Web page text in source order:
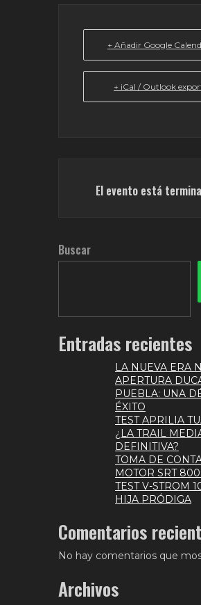
+ Añadir Google
+ iCal / Outlook
El evento está
Buscar
Entradas recientes
LA NUEVA ERA
APERTURA
PUEBLA: UNA
ÉXITO
TEST APRILIA
¿LA TRAIL
DEFINITIVA?
TOMA DE
MOTOR SRT
TEST V-STROM
HIJA PRÓDIGA
Comentarios
No hay comentarios que
Archivos